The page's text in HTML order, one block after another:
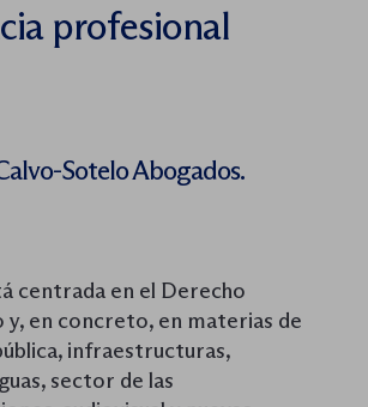
profesional
Sotelo Abogados.
centrada en el Derecho
en concreto, en materias de
infraestructuras,
sector de las